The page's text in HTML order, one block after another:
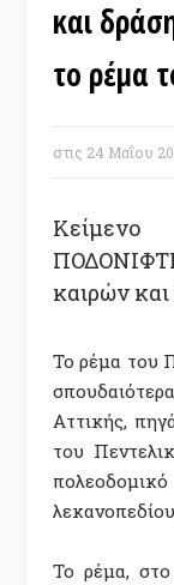
και
το ρέμα
στις 24 Μαΐου
καιρών
Το ρέμα του
Αττικής,
του
Το ρέμα, στο